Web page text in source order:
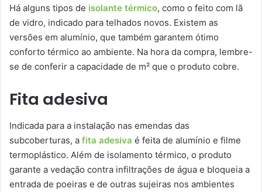
Há alguns tipos de isolante térmico, como o feito com lã
de vidro, indicado para telhados novos. Existem as
versões em alumínio, que também garantem ótimo
conforto térmico ao ambiente. Na hora da compra, lembre-
se de conferir a capacidade de m² que o produto cobre.
Fita adesiva
Indicada para a instalação nas emendas das
subcoberturas, a fita adesiva é feita de alumínio e filme
termoplástico. Além de isolamento térmico, o produto
garante a vedação contra infiltrações de água e bloqueia a
entrada de poeiras e de outras sujeiras nos ambientes